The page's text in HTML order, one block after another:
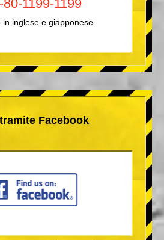
80-1199-1199
in inglese e giapponese
Facebook